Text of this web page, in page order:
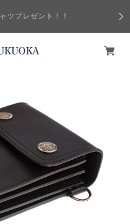
ツプレゼント！！